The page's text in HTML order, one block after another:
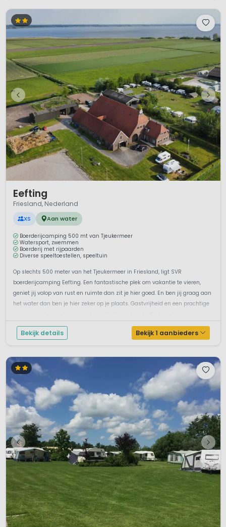
Eefting
Friesland, Nederland
XS Aan water
Boerderijcamping 500 mt van Tjeukermeer
Watersport, zwemmen
Boerderij met rijpaarden
Diverse speeltoestellen, speeltuin
Op slechts 500 meter van het Tjeukermeer in Friesland, ligt SVR
boerderijcamping Eefting. Een fantastische plek om vakantie te vieren,
geniet jij volop van rust en ruimte dan zit je hier goed. En ben jij graag aan
het water dan ben je hier zeker op je plaats. Gastvrijheid en een prachtige
Bekijk details Bekijk 1 aanbieders